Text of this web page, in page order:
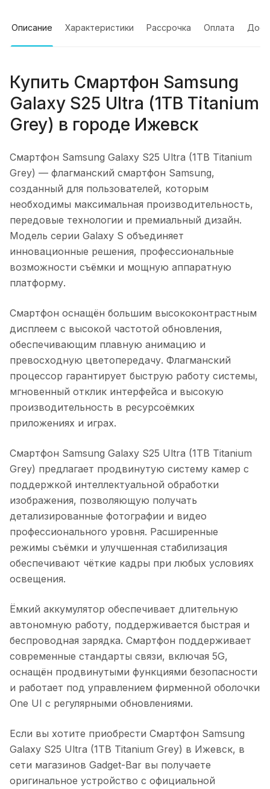
Описание Характеристики Рассрочка Оплата
Купить Смартфон Samsung
Galaxy S25 Ultra (1TB Titanium
Grey) в городе Ижевск
Смартфон Samsung Galaxy S25 Ultra (1TB Titanium
Grey) — флагманский смартфон Samsung,
созданный для пользователей, которым
необходимы максимальная производительность,
передовые технологии и премиальный дизайн.
Модель серии Galaxy S объединяет
инновационные решения, профессиональные
возможности съёмки и мощную аппаратную
платформу.
Смартфон оснащён большим высококонтрастным
дисплеем с высокой частотой обновления,
обеспечивающим плавную анимацию и
превосходную цветопередачу. Флагманский
процессор гарантирует быструю работу системы,
мгновенный отклик интерфейса и высокую
производительность в ресурсоёмких
приложениях и играх.
Смартфон Samsung Galaxy S25 Ultra (1TB Titanium
Grey) предлагает продвинутую систему камер с
поддержкой интеллектуальной обработки
изображения, позволяющую получать
детализированные фотографии и видео
профессионального уровня. Расширенные
режимы съёмки и улучшенная стабилизация
обеспечивают чёткие кадры при любых условиях
освещения.
Ёмкий аккумулятор обеспечивает длительную
автономную работу, поддерживается быстрая и
беспроводная зарядка. Смартфон поддерживает
современные стандарты связи, включая 5G,
оснащён продвинутыми функциями безопасности
и работает под управлением фирменной оболочки
One UI с регулярными обновлениями.
Если вы хотите приобрести Смартфон Samsung
Galaxy S25 Ultra (1TB Titanium Grey) в Ижевск, в
сети магазинов Gadget-Bar вы получаете
оригинальное устройство с официальной